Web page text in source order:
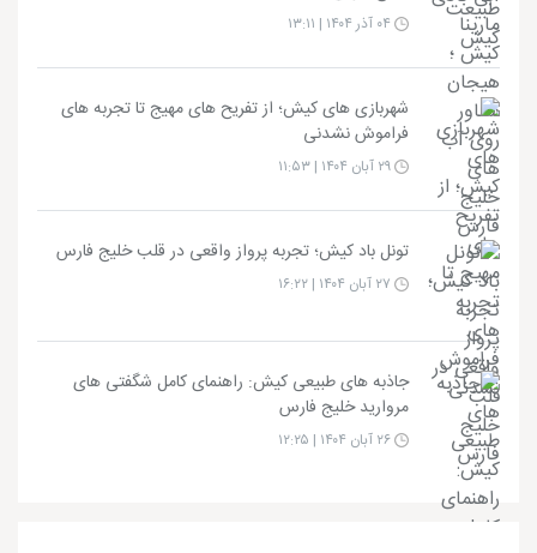
شهربازی های کیش؛ از تفریح های مهیج تا تجربه های
فراموش نشدنی
تونل باد کیش؛ تجربه پرواز واقعی در قلب خلیج فارس
جاذبه های طبیعی کیش: راهنمای کامل شگفتی های
مروارید خلیج فارس